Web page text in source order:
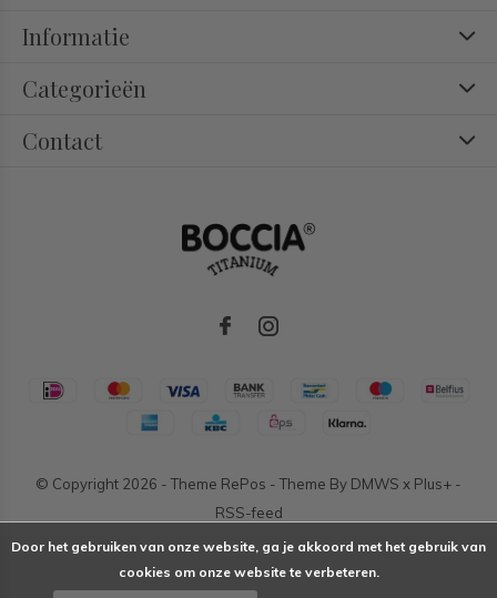
Informatie
Categorieën
Contact
© Copyright 2026 - Theme RePos - Theme By DMWS x Plus+ -
RSS-feed
Door het gebruiken van onze website, ga je akkoord met het gebruik van
cookies om onze website te verbeteren.